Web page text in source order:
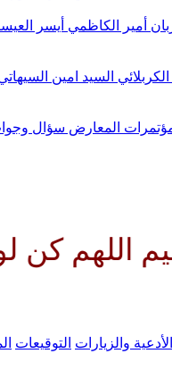
أمير الكاظمي أيسر
السيد امين
المعارض سؤال
كن
الأدعية والزيارات التوقيعات